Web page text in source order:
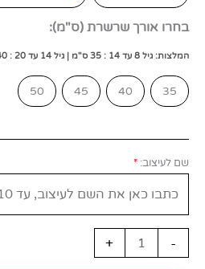
בחרו אורך שרשרת (ס"מ):
המלצות: גיל 8 עד 14 : 35 ס"מ | גיל 14 עד 20 : 40 ס"מ | גיל 20 ומעלה: 45 ס"מ
35
40
45
50
שם לעיצוב: *
-
+